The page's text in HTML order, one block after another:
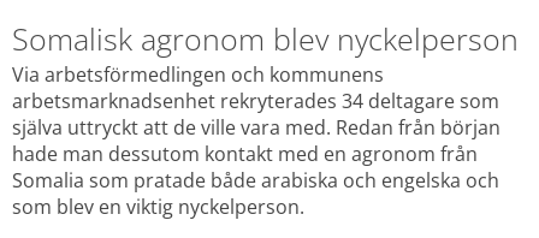
Somalisk agronom blev nyckelperson
Via arbetsförmedlingen och kommunens
arbetsmarknadsenhet rekryterades 34 deltagare som
själva uttryckt att de ville vara med. Redan från början
hade man dessutom kontakt med en agronom från
Somalia som pratade både arabiska och engelska och
som blev en viktig nyckelperson.